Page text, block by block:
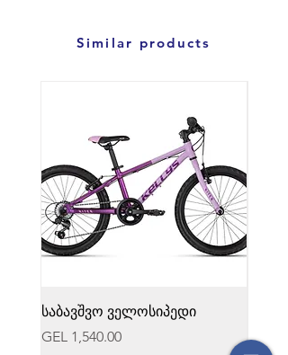
Similar products
საბავშვო ველოსიპედი
Price
GEL 1,540.00
Price
GEL